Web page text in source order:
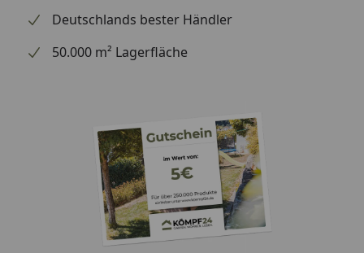
TraumGarten Drückergarnitur Edelstahloptik
Für den Anschluss der SYSTEM Zaunsets an den
Torpfosten benötigen Sie die U-Montageprofile,
Diese Artikel finden Sie im Zubehör Reiter.
Tore auf Maß sind vom Umtausch ausgeschlossen.
Deutschlands bester Händler
50.000 m² Lagerfläche